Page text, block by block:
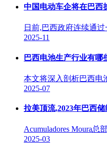
中国电动车企将在巴西
日前,巴西政府连续通
2025-11
巴西电池生产行业有哪
本文将深入剖析巴西电
2025-07
拉美顶流,2023年巴西
Acumuladores Moura
2025-03